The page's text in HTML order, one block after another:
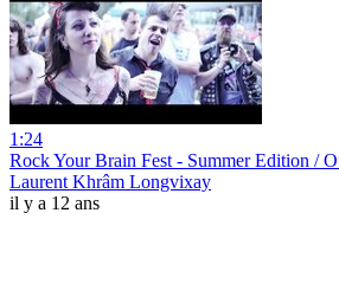
1:24
Rock Your Brain Fest - Summer Edition /
Laurent Khrâm Longvixay
il y a 12 ans